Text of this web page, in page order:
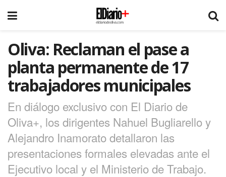
Oliva: Reclaman el pase a
planta permanente de 17
trabajadores municipales
En diálogo exclusivo con El Diario de
Oliva+, los dirigentes Nahuel Bugliarello y
Alejandro Inamorato detallaron las
presentaciones formales elevadas ante el
Ejecutivo local y el Ministerio de Trabajo.